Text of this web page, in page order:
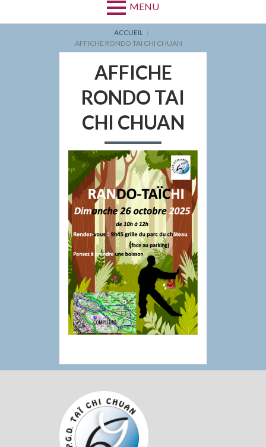
MENU
FIL
ACCUEIL
AFFICHE RONDO TAI CHI CHUAN
AFFICHE
RONDO TAI
CHI CHUAN
subsidiaire